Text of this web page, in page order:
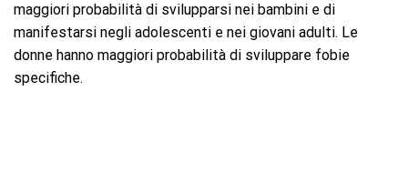
maggiori probabilità di svilupparsi nei bambini e di
manifestarsi negli adolescenti e nei giovani adulti. Le
donne hanno maggiori probabilità di sviluppare fobie
specifiche.